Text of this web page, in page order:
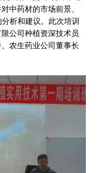
中药材的市场前景、
析和建议。此次培训
公司种植资深技术员
农生药业公司董事长